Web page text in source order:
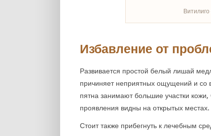
Избавление от
Развивается простой белый лишай
причиняет неприятных ощущений и со
пятна занимают большие участки
проявления видны на открытых
Стоит также прибегнуть к лечебным